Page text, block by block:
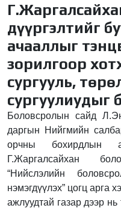
дүүргэлтийг
ачааллыг
зорилгоор
сургууль,
сургуулиудыг
Боловсролын сайд
даргын Нийгмийн
орчны бохирдлын
Г.Жаргалсайхан
“Нийслэлийн
нэмэгдүүлэх” цогц арга
ажлуудтай газар дээр нь